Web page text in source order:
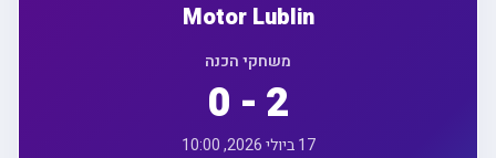
Motor Lublin
משחקי הכנה
0 - 2
17 ביולי 2026, 10:00